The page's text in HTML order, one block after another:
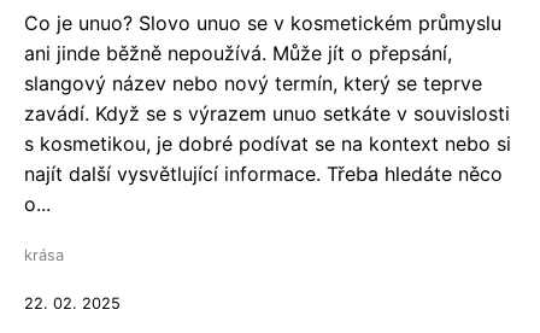
Co je unuo? Slovo unuo se v kosmetickém průmyslu
ani jinde běžně nepoužívá. Může jít o přepsání,
slangový název nebo nový termín, který se teprve
zavádí. Když se s výrazem unuo setkáte v souvislosti
s kosmetikou, je dobré podívat se na kontext nebo si
najít další vysvětlující informace. Třeba hledáte něco
o...
krása
22. 02. 2025